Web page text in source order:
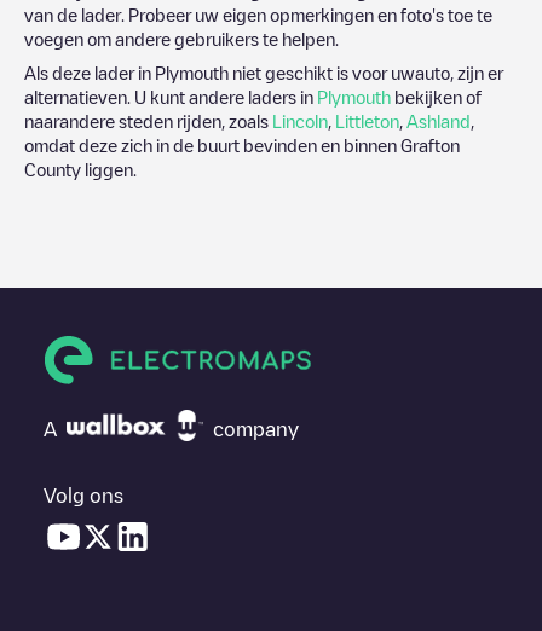
van de lader. Probeer uw eigen opmerkingen en foto's toe te
voegen om andere gebruikers te helpen.
Als deze lader in Plymouth niet geschikt is voor uwauto, zijn er
alternatieven. U kunt andere laders in Plymouth bekijken of
naarandere steden rijden, zoals Lincoln Littleton Ashland
omdat deze zich in de buurt bevinden en binnen Grafton
County liggen.
A company
Volg ons